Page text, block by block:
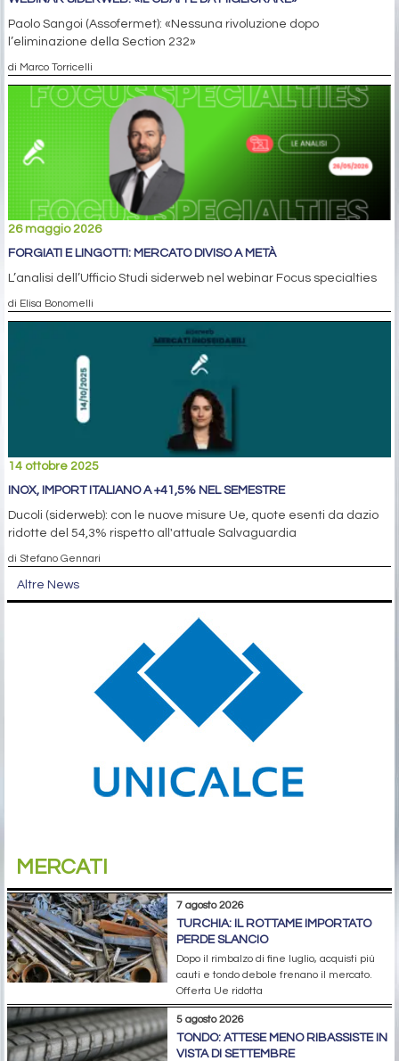
Paolo Sangoi (Assofermet): «Nessuna rivoluzione dopo
l’eliminazione della Section 232»
di Marco Torricelli
26 maggio 2026
FORGIATI E LINGOTTI: MERCATO DIVISO A METÀ
L’analisi dell’Ufficio Studi siderweb nel webinar Focus specialties
di Elisa Bonomelli
14 ottobre 2025
INOX, IMPORT ITALIANO A +41,5% NEL SEMESTRE
Ducoli (siderweb): con le nuove misure Ue, quote esenti da dazio
ridotte del 54,3% rispetto all'attuale Salvaguardia
di Stefano Gennari
Altre News
MERCATI
7 agosto 2026
TURCHIA: IL ROTTAME IMPORTATO
PERDE SLANCIO
Dopo il rimbalzo di fine luglio, acquisti più
cauti e tondo debole frenano il mercato.
Offerta Ue ridotta
5 agosto 2026
TONDO: ATTESE MENO RIBASSISTE IN
VISTA DI SETTEMBRE